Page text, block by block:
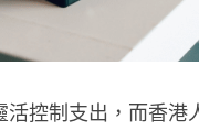
控制支出，而香港